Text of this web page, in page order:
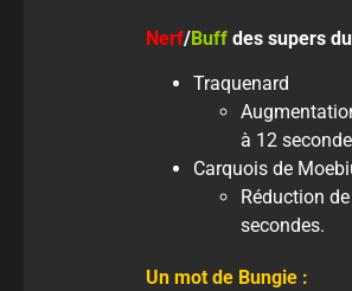
Nerf/Buffdes supers du
Traquenard
à 12
Carquois de
Réduction
secondes.
Un mot de Bungie :